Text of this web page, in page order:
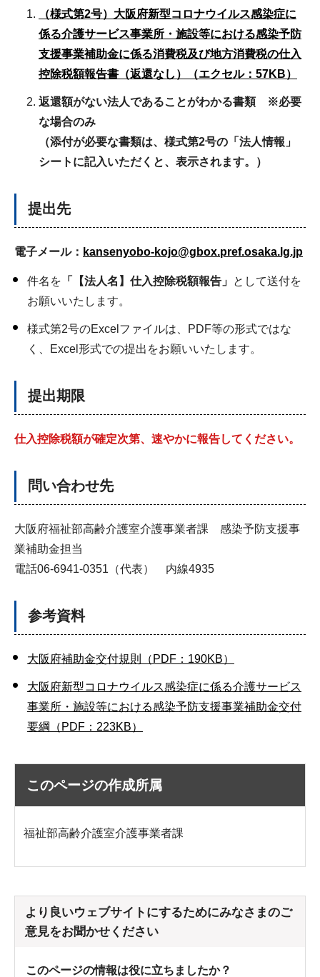
（様式第2号）大阪府新型コロナウイルス感染症に
係る介護サービス事業所・施設等における感染予防
支援事業補助金に係る消費税及び地方消費税の仕入
控除税額報告書（返還なし）（エクセル：57KB）
返還額がない法人であることがわかる書類 ※必要
な場合のみ
（添付が必要な書類は、様式第2号の「法人情報」
シートに記入いただくと、表示されます。）
提出先
電子メール： kansenyobo-kojo@gbox.pref.osaka.lg.jp
件名を 「【法人名】仕入控除税額報告」 として送付を
お願いいたします。
様式第2号のExcelファイルは、PDF等の形式ではな
く、Excel形式での提出をお願いいたします。
提出期限
仕入控除税額が確定次第、速やかに報告してください。
問い合わせ先
大阪府福祉部高齢介護室介護事業者課 感染予防支援事
業補助金担当
電話06-6941-0351（代表） 内線4935
参考資料
大阪府補助金交付規則（PDF：190KB）
大阪府新型コロナウイルス感染症に係る介護サービス
事業所・施設等における感染予防支援事業補助金交付
要綱（PDF：223KB）
このページの作成所属
福祉部高齢介護室介護事業者課
より良いウェブサイトにするためにみなさまのご
意見をお聞かせください
このページの情報は役に立ちましたか？